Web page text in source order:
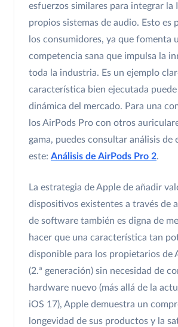
esfuerzos similares para integrar la
propios sistemas de audio. Esto es
los consumidores, ya que fomenta
competencia sana que impulsa la
toda la industria. Es un ejemplo
característica bien ejecutada
dinámica del mercado. Para una
los AirPods Pro con otros
gama, puedes consultar análisis de
este: Análisis de AirPods Pro 2.
La estrategia de Apple de añadir
dispositivos existentes a través de
de software también es digna de
hacer que una característica tan
disponible para los propietarios de
(2.ª generación) sin necesidad de
hardware nuevo (más allá de la
iOS 17), Apple demuestra un
longevidad de sus productos y la